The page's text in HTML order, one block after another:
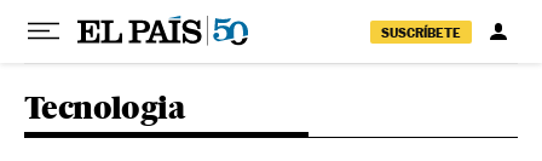
Pular para o conteúdo
SUSCRÍBETE
Tecnologia